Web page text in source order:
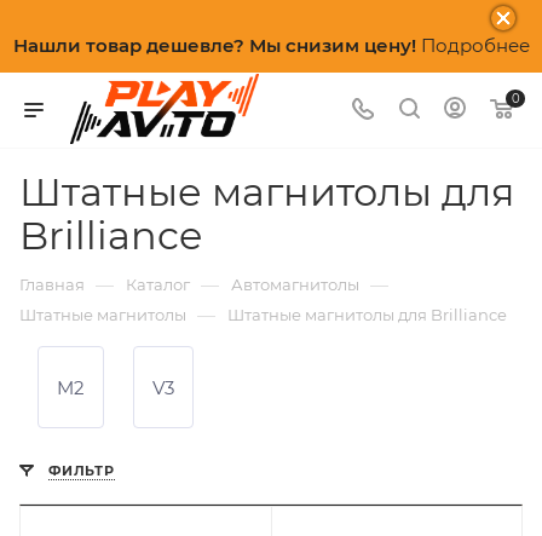
Нашли товар дешевле? Мы снизим цену! Подробнее
0
Штатные магнитолы для
Brilliance
Главная — Каталог — Автомагнитолы —
Штатные магнитолы — Штатные магнитолы для Brilliance
M2 V3
ФИЛЬТР